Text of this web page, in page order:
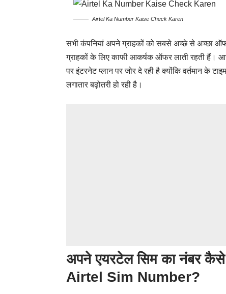
Airtel Ka Number Kaise Check Karen
सभी कंपनियां अपने ग्राहकों को सबसे अच्छे से अच्छा
ग्राहकों के लिए काफी आकर्षक ऑफर लाती रहती हैं।
पर इंटरनेट प्लान पर जोर दे रही है क्योंकि वर्तमान के
लगातार बढ़ोतरी हो रही है।
अपने एयरटेल सिम का नंबर
Airtel Sim Number?